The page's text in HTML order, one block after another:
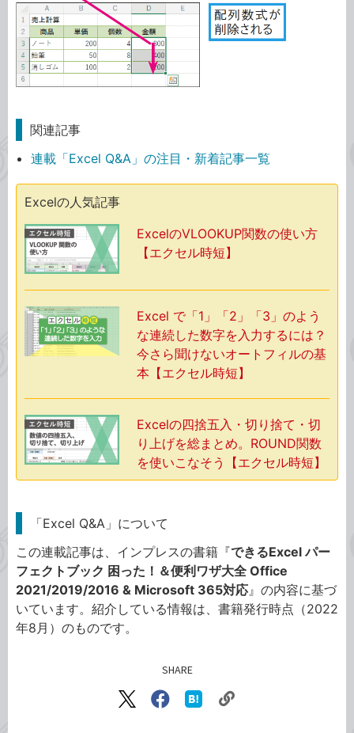
関連記事
連載「Excel Q&A」の注目・新着記事一覧
Excelの人気記事
ExcelのVLOOKUP関数の使い方
【エクセル時短】
Excel で「1」「2」「3」のよう
な連続した数字を入力するには？
今さら聞けないオートフィルの基
本【エクセル時短】
Excelの四捨五入・切り捨て・切
り上げを総まとめ。ROUND関数
を使いこなそう【エクセル時短】
「Excel Q&A」について
この連載記事は、インプレスの書籍『できるExcel パー
フェクトブック 困った！＆便利ワザ大全 Office
2021/2019/2016 & Microsoft 365対応』の内容に基づ
いています。紹介している情報は、書籍発行時点（2022
年8月）のものです。
SHARE
X（旧
Facebook